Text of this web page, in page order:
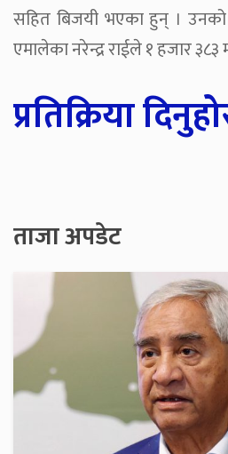
सहित बिजयी भएका हुन् । उनको
एमालेका नरेन्द्र राईले १ हजार ३८३
प्रतिक्रिया
ताजा अपडेट